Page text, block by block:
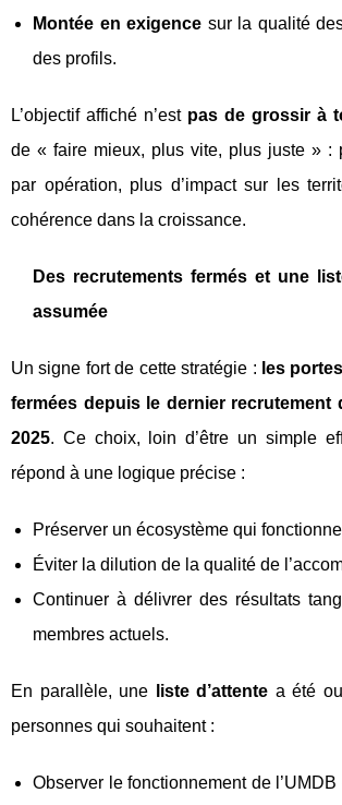
Montée en exigence sur la qualité
des profils.
L’objectif affiché n’est pas de grossir à
de « faire mieux, plus vite, plus juste » :
par opération, plus d’impact sur les
cohérence dans la croissance.
Des recrutements fermés et une
assumée
Un signe fort de cette stratégie : les
fermées depuis le dernier recrutement
2025. Ce choix, loin d’être un simple
répond à une logique précise :
Préserver un écosystème qui
Éviter la dilution de la qualité de
Continuer à délivrer des résultats
membres actuels.
En parallèle, une liste d’attente a été
personnes qui souhaitent :
Observer le fonctionnement de l’UMDB